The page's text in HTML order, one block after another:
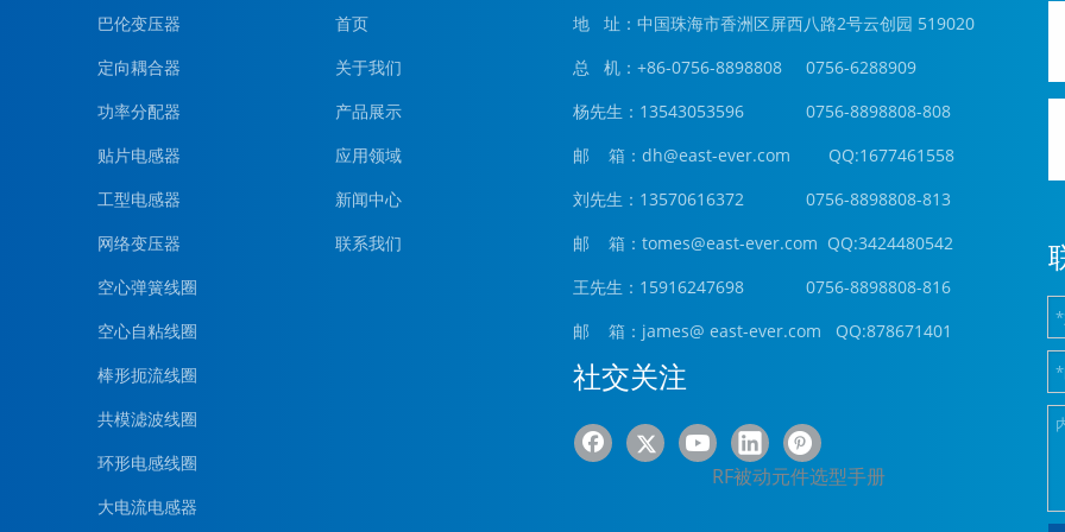
巴伦变压器
定向耦合器
功率分配器
贴片电感器
工型电感器
网络变压器
空心弹簧线圈
空心自粘线圈
棒形扼流线圈
共模滤波线圈
环形电感线圈
大电流电感器
首页
关于我们
产品展示
应用领域
新闻中心
联系我们
地 址：中国珠海市香洲区屏西八路2号云创园 519020
总 机：+86-0756-8898808 0756-6288909
杨先生：13543053596 0756-8898808-808
邮 箱： dh@east-ever.com QQ:1677461558
刘先生：13570616372 0756-8898808-813
邮 箱：tomes@east-ever.com QQ:3424480542
王先生：15916247698 0756-8898808-816
邮 箱：james@ east-ever.com QQ:878671401
社交关注
RF被动元件选型手册